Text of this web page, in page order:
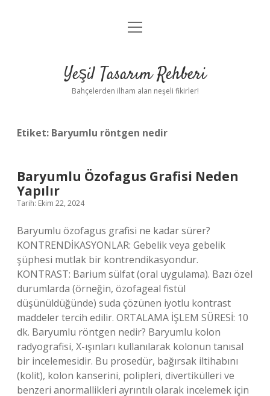
Anasayfa
Yasal Uyarı
menüyü
Yeşil Tasarım Rehberi
Bahçelerden ilham alan neşeli fikirler!
Etiket: Baryumlu röntgen nedir
Baryumlu Özofagus Grafisi Neden
Yapılır
Tarih: Ekim 22, 2024
Baryumlu özofagus grafisi ne kadar sürer?
KONTRENDİKASYONLAR: Gebelik veya gebelik
şüphesi mutlak bir kontrendikasyondur.
KONTRAST: Barium sülfat (oral uygulama). Bazı özel
durumlarda (örneğin, özofageal fistül
düşünüldüğünde) suda çözünen iyotlu kontrast
maddeler tercih edilir. ORTALAMA İŞLEM SÜRESİ: 10
dk. Baryumlu röntgen nedir? Baryumlu kolon
radyografisi, X-ışınları kullanılarak kolonun tanısal
bir incelemesidir. Bu prosedür, bağırsak iltihabını
(kolit), kolon kanserini, polipleri, divertikülleri ve
benzeri anormallikleri ayrıntılı olarak incelemek için